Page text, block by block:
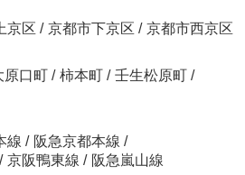
京区 / 京都市下京区 / 京都市西京区
原口町 / 柿本町 / 壬生松原町 /
線 / 阪急京都本線 /
/ 京阪鴨東線 / 阪急嵐山線